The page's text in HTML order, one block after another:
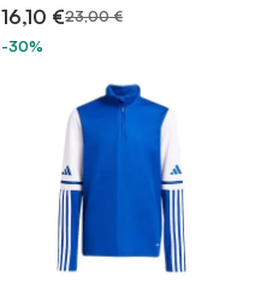
16,10 €23,00 €
-30%